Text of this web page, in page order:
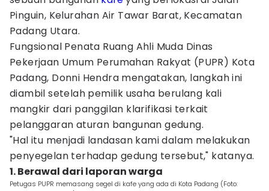
Pinguin, Kelurahan Air Tawar Barat, Kecamatan
Padang Utara.
Fungsional Penata Ruang Ahli Muda Dinas
Pekerjaan Umum Perumahan Rakyat (PUPR) Kota
Padang, Donni Hendra mengatakan, langkah ini
diambil setelah pemilik usaha berulang kali
mangkir dari panggilan klarifikasi terkait
pelanggaran aturan bangunan gedung.
"Hal itu menjadi landasan kami dalam melakukan
penyegelan terhadap gedung tersebut," katanya.
1. Berawal dari laporan warga
Petugas PUPR memasang segel di kafe yang ada di Kota Padang (Foto: